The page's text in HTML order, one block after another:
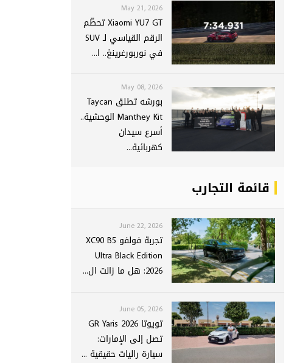
May 21, 2026
Xiaomi YU7 GT تحطّم
الرقم القياسي لـ SUV
في نوربورغرينغ.. ا...
May 08, 2026
بورشه تطلق Taycan
Manthey Kit الوحشية..
أسرع سيدان
كهربائية...
قائمة التجارب
June 22, 2026
تجربة فولفو XC90 B5
Ultra Black Edition
2026: هل ما زالت ال...
June 05, 2026
تويوتا GR Yaris 2026
تصل إلى الإمارات:
سيارة راليات حقيقية ...